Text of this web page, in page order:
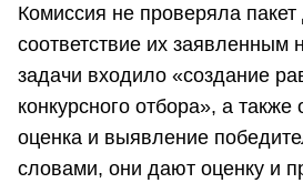
Комиссия не проверяла
соответствие их заявленным
задачи входило «создание
конкурсного отбора», а также
оценка и выявление
словами, они дают оценку и